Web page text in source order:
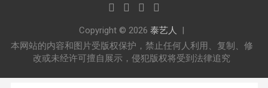
Copyright © 2026 泰艺人
本网站的内容和图片受版权保护，禁止任何人利用、复制、修
改或未经许可擅自展示，侵犯版权将受到法律追究